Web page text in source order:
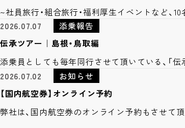
~社員旅行・組合旅行・福利厚生イベントなど
2026.07.07
添乗報告
伝承ツアー｜島根・鳥取編
添乗員としても毎年同行させて頂いている、「
2026.07.02
お知らせ
【国内航空券】オンライン予約
弊社は、国内航空券のオンライン予約もさせて